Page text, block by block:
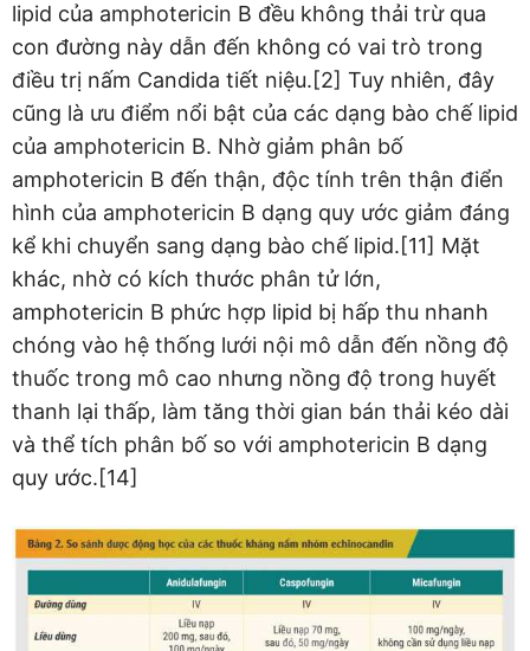
lipid của amphotericin B đều không thải trừ qua
con đường này dẫn đến không có vai trò trong
điều trị nấm Candida tiết niệu.[2] Tuy nhiên, đây
cũng là ưu điểm nổi bật của các dạng bào chế lipid
của amphotericin B. Nhờ giảm phân bố
amphotericin B đến thận, độc tính trên thận điển
hình của amphotericin B dạng quy ước giảm đáng
kể khi chuyển sang dạng bào chế lipid.[11] Mặt
khác, nhờ có kích thước phân tử lớn,
amphotericin B phức hợp lipid bị hấp thu nhanh
chóng vào hệ thống lưới nội mô dẫn đến nồng độ
thuốc trong mô cao nhưng nồng độ trong huyết
thanh lại thấp, làm tăng thời gian bán thải kéo dài
và thể tích phân bố so với amphotericin B dạng
quy ước.[14]